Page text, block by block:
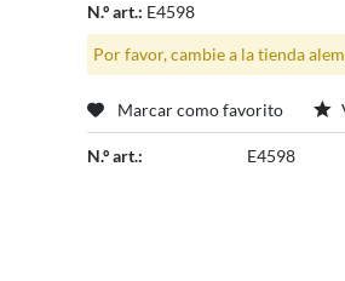
N.º art.: E4598
Por favor, cambie a la tienda
Marcar como favorito
N.º art.: E4598